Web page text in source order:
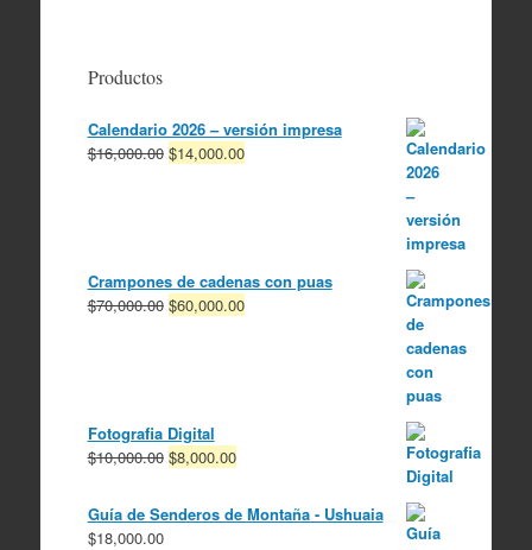
Productos
Calendario 2026 – versión impresa
$16,000.00 El
$14,000.00El
Crampones de cadenas con puas
$70,000.00 El
$60,000.00El
Fotografia Digital
$10,000.00 El
era:
$8,000.00El
es:
Guía de Senderos de Montaña - Ushuaia
$18,000.00